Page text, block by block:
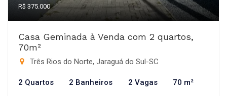
R$ 375.000
Casa Geminada à Venda com 2 quartos,
70m²
Três Rios do Norte, Jaraguá do Sul-SC
2 Quartos 2 Banheiros 2 Vagas 70 m²